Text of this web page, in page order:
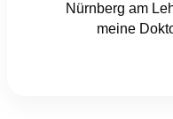
Nürnberg am
meine